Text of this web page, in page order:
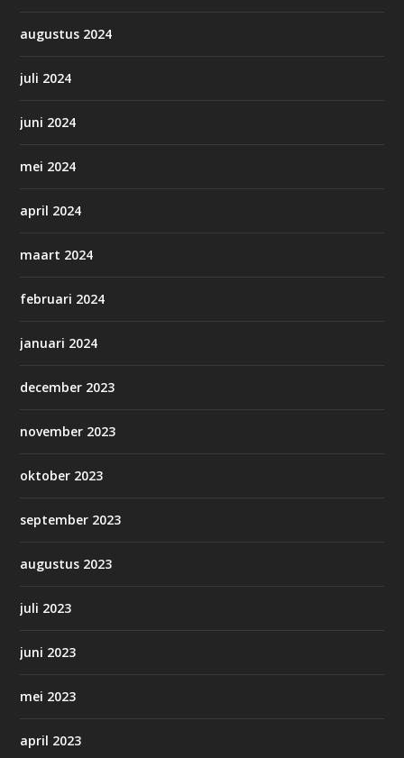
augustus 2024
juli 2024
juni 2024
mei 2024
april 2024
maart 2024
februari 2024
januari 2024
december 2023
november 2023
oktober 2023
september 2023
augustus 2023
juli 2023
juni 2023
mei 2023
april 2023